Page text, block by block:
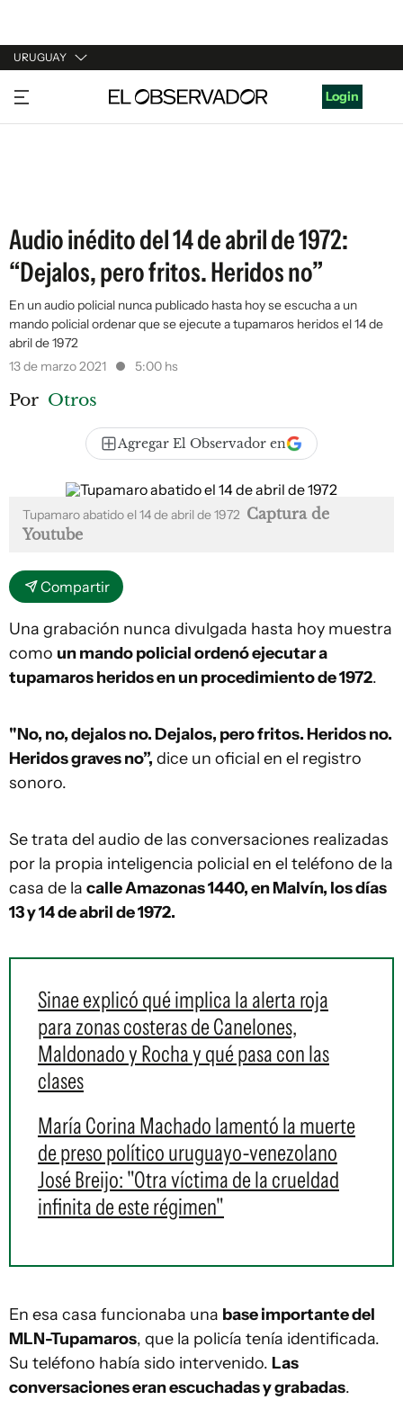
URUGUAY
URUGUAY
ARGENTINA
Login
Audio inédito del 14 de abril de 1972:
“Dejalos, pero fritos. Heridos no”
En un audio policial nunca publicado hasta hoy se escucha a un
mando policial ordenar que se ejecute a tupamaros heridos el 14 de
abril de 1972
13 de marzo 2021
5:00 hs
Por Otros
Agregar El Observador en
Tupamaro abatido el 14 de abril de 1972 Captura de
Youtube
Compartir
Una grabación nunca divulgada hasta hoy muestra
como un mando policial ordenó ejecutar a
tupamaros heridos en un procedimiento de 1972.
"No, no, dejalos no. Dejalos, pero fritos. Heridos no.
Heridos graves no”, dice un oficial en el registro
sonoro.
Se trata del audio de las conversaciones realizadas
por la propia inteligencia policial en el teléfono de la
casa de la calle Amazonas 1440, en Malvín, los días
13 y 14 de abril de 1972.
Sinae explicó qué implica la alerta roja
para zonas costeras de Canelones,
Maldonado y Rocha y qué pasa con las
clases
María Corina Machado lamentó la muerte
de preso político uruguayo-venezolano
José Breijo: "Otra víctima de la crueldad
infinita de este régimen"
En esa casa funcionaba una base importante del
MLN-Tupamaros, que la policía tenía identificada.
Su teléfono había sido intervenido. Las
conversaciones eran escuchadas y grabadas.